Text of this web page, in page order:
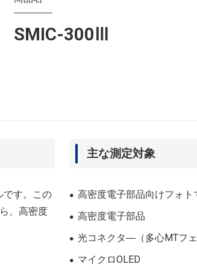
SMIC-300Ⅲ
です。この
、高密度
主な測定対象
高密度電子部品向けフォト
高密度電子部品
光コネクタ―（多心MTフェ
マイクロOLED